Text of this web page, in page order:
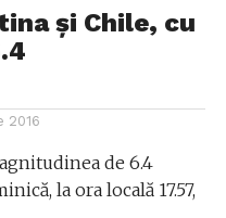
și Chile, cu
2016
de 6.4
la ora locală 17.57,